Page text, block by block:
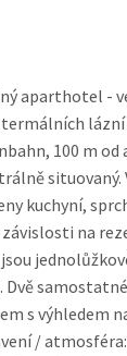
aparthotel -
100 m od
situovaný.
kuchyní,
na
Dvě
s výhledem
/